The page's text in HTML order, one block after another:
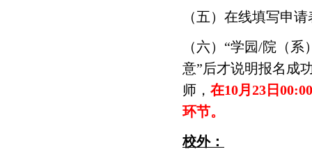
（五）在线填写申
（六）“学园/院（
意”后才说明报名成
师， 在10月23日
环节。
校外：